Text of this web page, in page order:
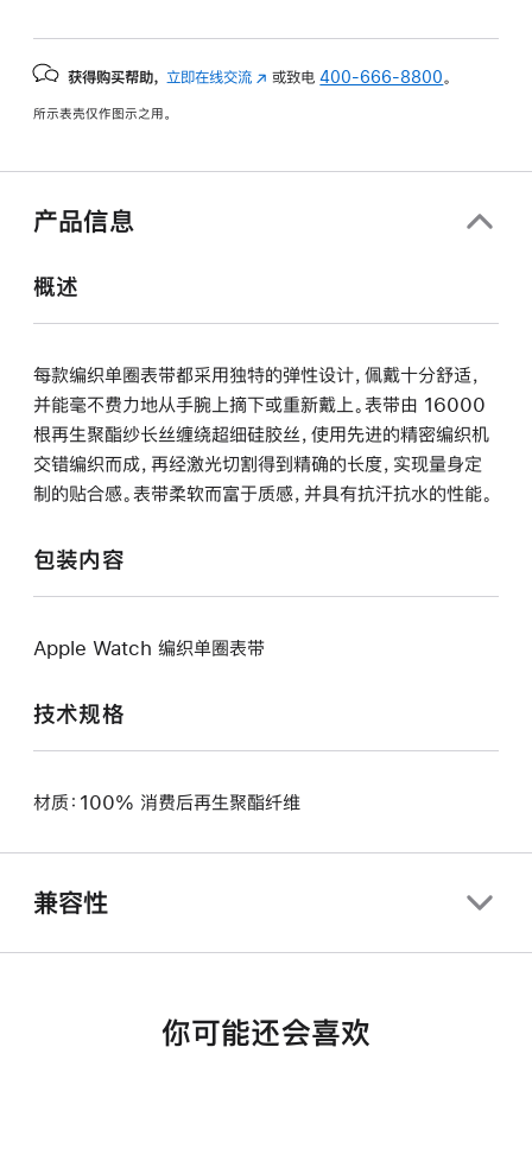
获得购买帮助， 立即在线交流 (在
中
或致电400-666-8800 。
所示表壳仅作图示之用。
产品信息
概述
每款编织单圈表带都采用独特的弹性设计，佩戴十分舒适，
并能毫不费力地从手腕上摘下或重新戴上。表带由 16000
根再生聚酯纱长丝缠绕超细硅胶丝，使用先进的精密编织机
交错编织而成，再经激光切割得到精确的长度，实现量身定
制的贴合感。表带柔软而富于质感，并具有抗汗抗水的性能。
包装内容
Apple Watch 编织单圈表带
技术规格
材质：100% 消费后再生聚酯纤维
兼容性
你可能还会喜欢